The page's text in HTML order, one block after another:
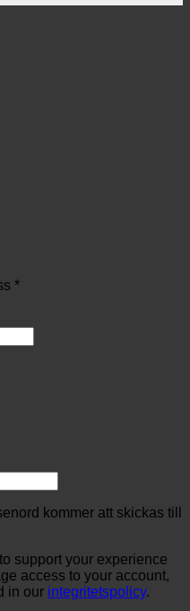
*Obligatoriskt
kommer att skickas till
support your experience
access to your account,
in our integritetspolicy.